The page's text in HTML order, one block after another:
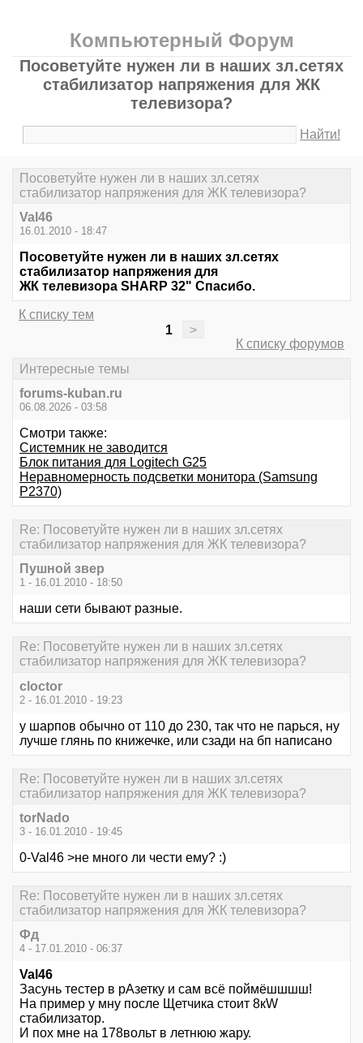
Компьютерный Форум
Посоветуйте нужен ли в наших зл.сетях
стабилизатор напряжения для ЖК
телевизора?
Найти!
Посоветуйте нужен ли в наших зл.сетях
стабилизатор напряжения для ЖК телевизора?
Val46
16.01.2010 - 18:47
Посоветуйте нужен ли в наших зл.сетях
стабилизатор напряжения для
ЖК телевизора SHARP 32" Спасибо.
К списку тем
1
>
К списку форумов
Интересные темы
forums-kuban.ru
06.08.2026 - 03:58
Смотри также:
Системник не заводится
Блок питания для Logitech G25
Неравномерность подсветки монитора (Samsung
P2370)
Re: Посоветуйте нужен ли в наших зл.сетях
стабилизатор напряжения для ЖК телевизора?
Пушной звер
1 - 16.01.2010 - 18:50
наши сети бывают разные.
Re: Посоветуйте нужен ли в наших зл.сетях
стабилизатор напряжения для ЖК телевизора?
cloctor
2 - 16.01.2010 - 19:23
у шарпов обычно от 110 до 230, так что не парься, ну
лучше глянь по книжечке, или сзади на бп написано
Re: Посоветуйте нужен ли в наших зл.сетях
стабилизатор напряжения для ЖК телевизора?
torNado
3 - 16.01.2010 - 19:45
0-Val46 >не много ли чести ему? :)
Re: Посоветуйте нужен ли в наших зл.сетях
стабилизатор напряжения для ЖК телевизора?
Фд
4 - 17.01.2010 - 06:37
Val46
Засунь тестер в рАзетку и сам всё поймёшшшш!
На пример у мну после Щетчика стоит 8кW
стабилизатор.
И пох мне на 178вольт в летнюю жару.